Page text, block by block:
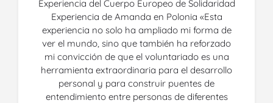
Experiencia del Cuerpo Europeo de Solidaridad
Experiencia de Amanda en Polonia «Esta
experiencia no solo ha ampliado mi forma de
ver el mundo, sino que también ha reforzado
mi convicción de que el voluntariado es una
herramienta extraordinaria para el desarrollo
personal y para construir puentes de
entendimiento entre personas de diferentes